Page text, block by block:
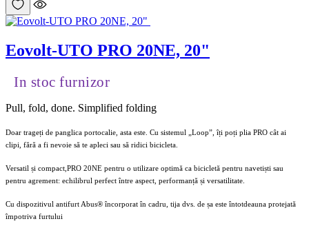
Eovolt-UTO PRO 20NE, 20"
In stoc furnizor
Pull, fold, done. Simplified folding
Doar trageți de panglica portocalie, asta este. Cu sistemul „Loop”, îți poți plia PRO cât ai
clipi, fără a fi nevoie să te apleci sau să ridici bicicleta.
Versatil și compact,PRO 20NE pentru o utilizare optimă ca bicicletă pentru navetiști sau
pentru agrement: echilibrul perfect între aspect, performanță și versatilitate.
Cu dispozitivul antifurt Abus® încorporat în cadru, tija dvs. de șa este întotdeauna protejată
împotriva furtului